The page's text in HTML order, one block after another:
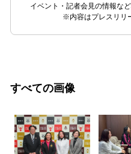
イベント・記者会見の情報な
※内容はプレスリリ
すべての画像